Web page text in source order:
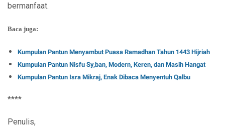
bermanfaat.
Baca juga:
Kumpulan Pantun Menyambut Puasa Ramadhan Tahun 1443 Hijriah
Kumpulan Pantun Nisfu Sy,ban, Modern, Keren, dan Masih Hangat
Kumpulan Pantun Isra Mikraj, Enak Dibaca Menyentuh Qalbu
****
Penulis,